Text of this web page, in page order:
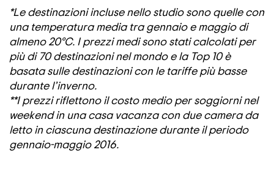
*Le destinazioni incluse nello studio sono quelle con
una temperatura media tra gennaio e maggio di
almeno 20°C. I prezzi medi sono stati calcolati per
più di 70 destinazioni nel mondo e la Top 10 è
basata sulle destinazioni con le tariffe più basse
durante l’inverno.
**I prezzi riflettono il costo medio per soggiorni nel
weekend in una casa vacanza con due camera da
letto in ciascuna destinazione durante il periodo
gennaio-maggio 2016.